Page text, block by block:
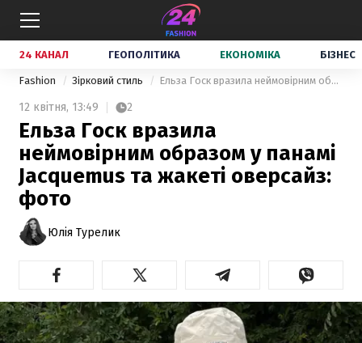
24 КАНАЛ ГЕОПОЛІТИКА ЕКОНОМІКА БІЗНЕС
Fashion Зірковий стиль Ельза Госк вразила неймовірним образом у панамі Jacquemus та жакеті оверсайз: фото
12 квітня, 13:49 2
Ельза Госк вразила
неймовірним образом у панамі
Jacquemus та жакеті оверсайз:
фото
Юлія Турелик